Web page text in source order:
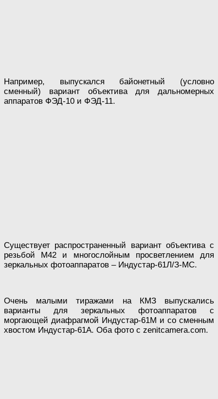
Например, выпускался байонетный (условно
сменный) вариант объектива для дальномерных
аппаратов ФЭД-10 и ФЭД-11.
Существует распространенный вариант объектива с
резьбой М42 и многослойным просветлением для
зеркальных фотоаппаратов – Индустар-61Л/З-МС.
Очень малыми тиражами на КМЗ выпускались
варианты для зеркальных фотоаппаратов с
моргающей диафрагмой Индустар-61М и со сменным
хвостом Индустар-61А. Оба фото с zenitcamera.com.